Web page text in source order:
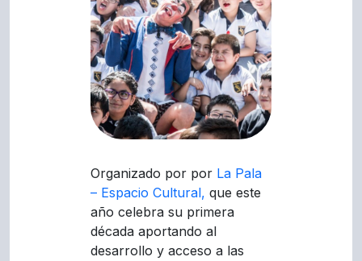
Organizado por por La Pala
– Espacio Cultural, que este
año celebra su primera
década aportando al
desarrollo y acceso a las